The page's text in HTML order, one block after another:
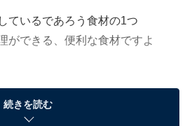
ているであろう食材の1つ
ができる、便利な食材ですよ
の定位置と言えばドアポケッ
ポケットには卵ケースがついて
続きを読む